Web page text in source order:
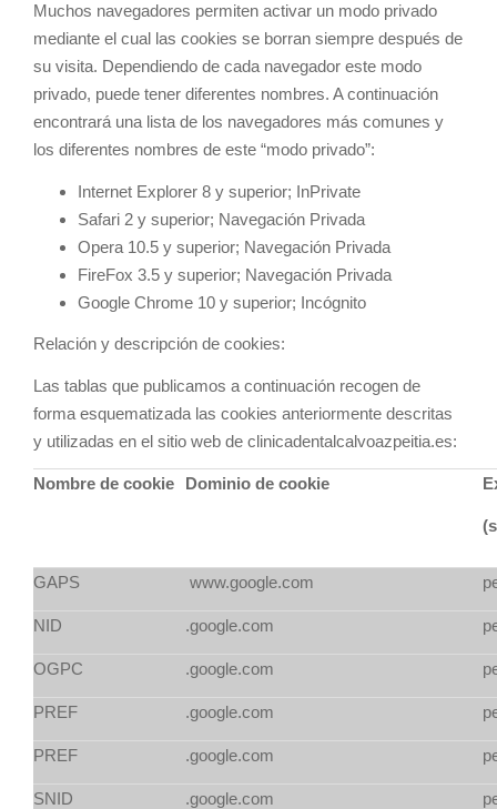
Muchos navegadores permiten activar un modo privado
mediante el cual las cookies se borran siempre después de
su visita. Dependiendo de cada navegador este modo
privado, puede tener diferentes nombres. A continuación
encontrará una lista de los navegadores más comunes y
los diferentes nombres de este “modo privado”:
Internet Explorer 8 y superior; InPrivate
Safari 2 y superior; Navegación Privada
Opera 10.5 y superior; Navegación Privada
FireFox 3.5 y superior; Navegación Privada
Google Chrome 10 y superior; Incógnito
Relación y descripción de cookies:
Las tablas que publicamos a continuación recogen de
forma esquematizada las cookies anteriormente descritas
y utilizadas en el sitio web de clinicadentalcalvoazpeitia.es:
Nombre de cookie Dominio de cookie
GAPS www.google.com
NID .google.com
OGPC .google.com
PREF .google.com
PREF .google.com
SNID .google.com